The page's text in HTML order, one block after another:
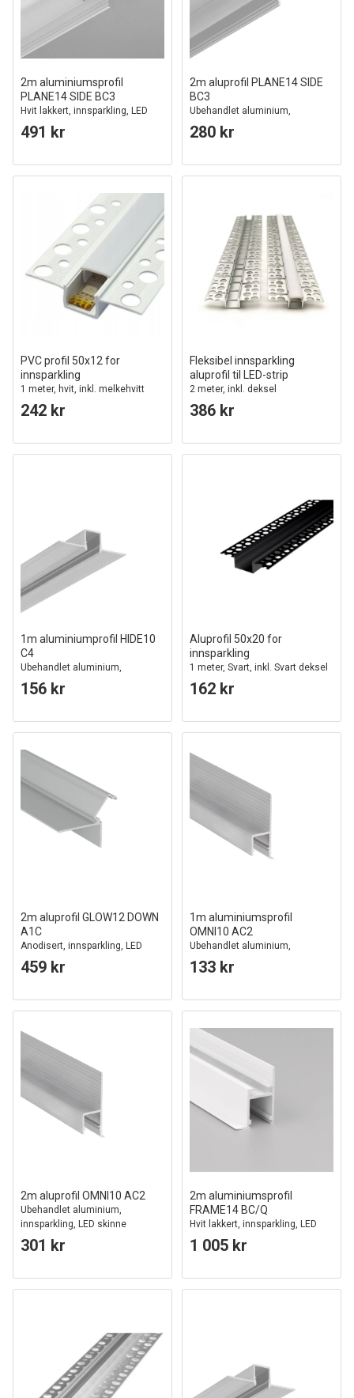
2m aluminiumsprofil
PLANE14 SIDE BC3
Hvit lakkert, innsparkling, LED
skinne
491 kr
2m aluprofil PLANE14 SIDE
BC3
Ubehandlet aluminium,
innsparkling, LED skinne
280 kr
PVC profil 50x12 for
innsparkling
1 meter, hvit, inkl. melkehvitt
deksel
242 kr
Fleksibel innsparkling
aluprofil til LED-strip
2 meter, inkl. deksel
386 kr
1m aluminiumprofil HIDE10
C4
Ubehandlet aluminium,
innsparkling, LED skinne
156 kr
Aluprofil 50x20 for
innsparkling
1 meter, Svart, inkl. Svart deksel
162 kr
2m aluprofil GLOW12 DOWN
A1C
Anodisert, innsparkling, LED
skinne
459 kr
1m aluminiumsprofil
OMNI10 AC2
Ubehandlet aluminium,
innfelling, LED-skinne
133 kr
2m aluprofil OMNI10 AC2
Ubehandlet aluminium,
innsparkling, LED skinne
301 kr
2m aluminiumsprofil
FRAME14 BC/Q
Hvit lakkert, innsparkling, LED
skinne
1 005 kr